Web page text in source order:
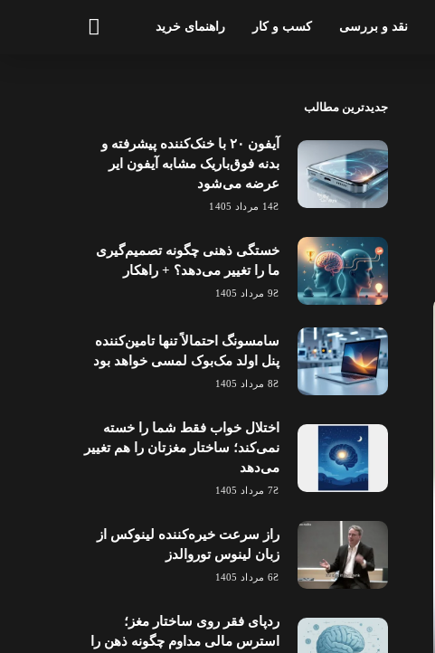
نقد و بررسی کسب و کار راهنمای خرید
جدیدترین مطالب
آیفون ۲۰ با خنک‌کننده پیشرفته و
بدنه فوق‌باریک مشابه آیفون ایر
عرضه می‌شود
14 مرداد 1405
خستگی ذهنی چگونه تصمیم‌گیری
ما را تغییر می‌دهد؟ + راهکار
9 مرداد 1405
سامسونگ احتمالاً تنها تامین‌کننده
پنل اولد مک‌بوک لمسی خواهد بود
8 مرداد 1405
اختلال خواب فقط شما را خسته
نمی‌کند؛ ساختار مغزتان را هم تغییر
می‌دهد
7 مرداد 1405
راز سرعت خیره‌کننده لینوکس از
زبان لینوس توروالدز
6 مرداد 1405
ردپای فقر روی ساختار مغز؛
استرس مالی مداوم چگونه ذهن را